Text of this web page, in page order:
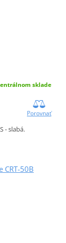
sklade
Porovnať
- slabá.
CRT-50B